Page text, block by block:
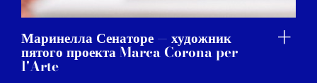
Маринелла Сенаторе — художник
пятого проекта Marca Corona per
l'Arte